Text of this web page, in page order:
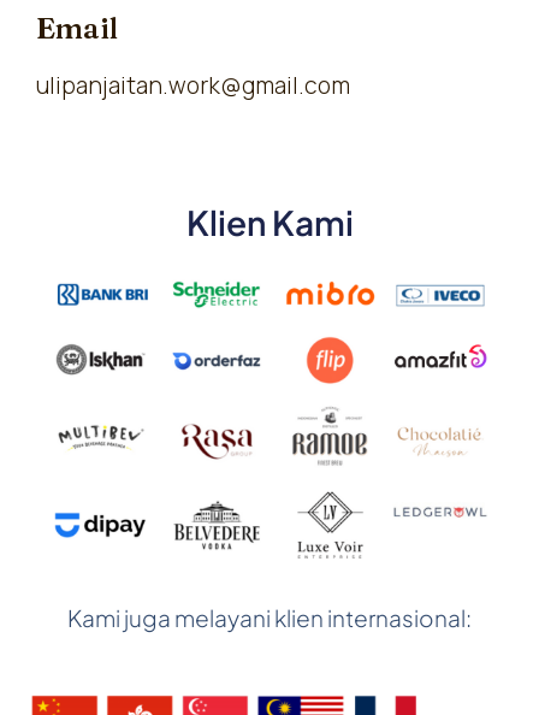
Email
ulipanjaitan.work@gmail.com
Klien Kami
Kami juga melayani klien internasional: